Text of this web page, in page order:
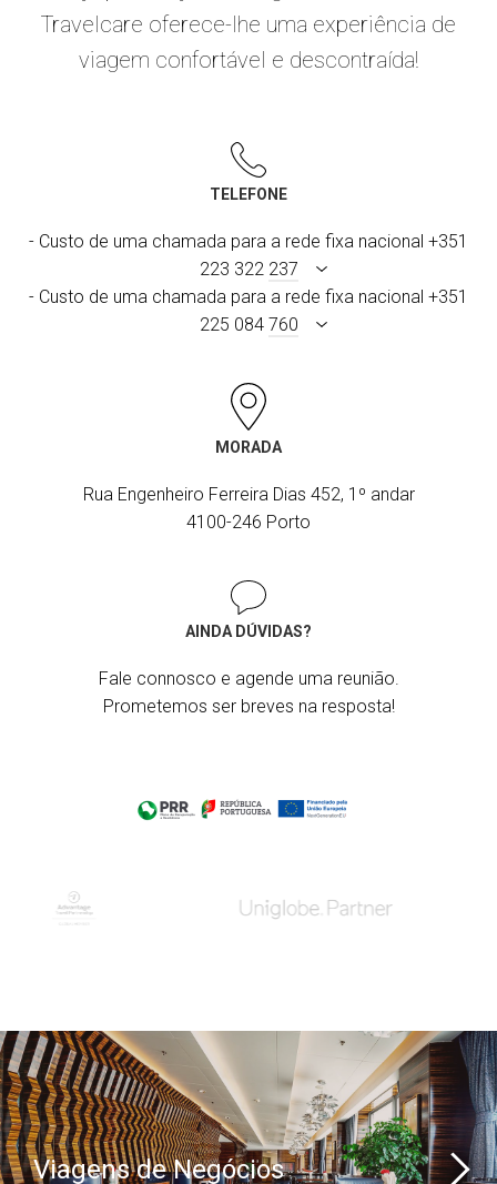
Travelcare oferece-lhe uma experiência de
viagem confortável e descontraída!
TELEFONE
- Custo de uma chamada para a rede fixa nacional +351
223 322 237
- Custo de uma chamada para a rede fixa nacional +351
225 084 760
MORADA
Rua Engenheiro Ferreira Dias 452, 1º andar
4100-246 Porto
AINDA DÚVIDAS?
Fale connosco e agende uma reunião.
Prometemos ser breves na resposta!
Viagens de Negócios